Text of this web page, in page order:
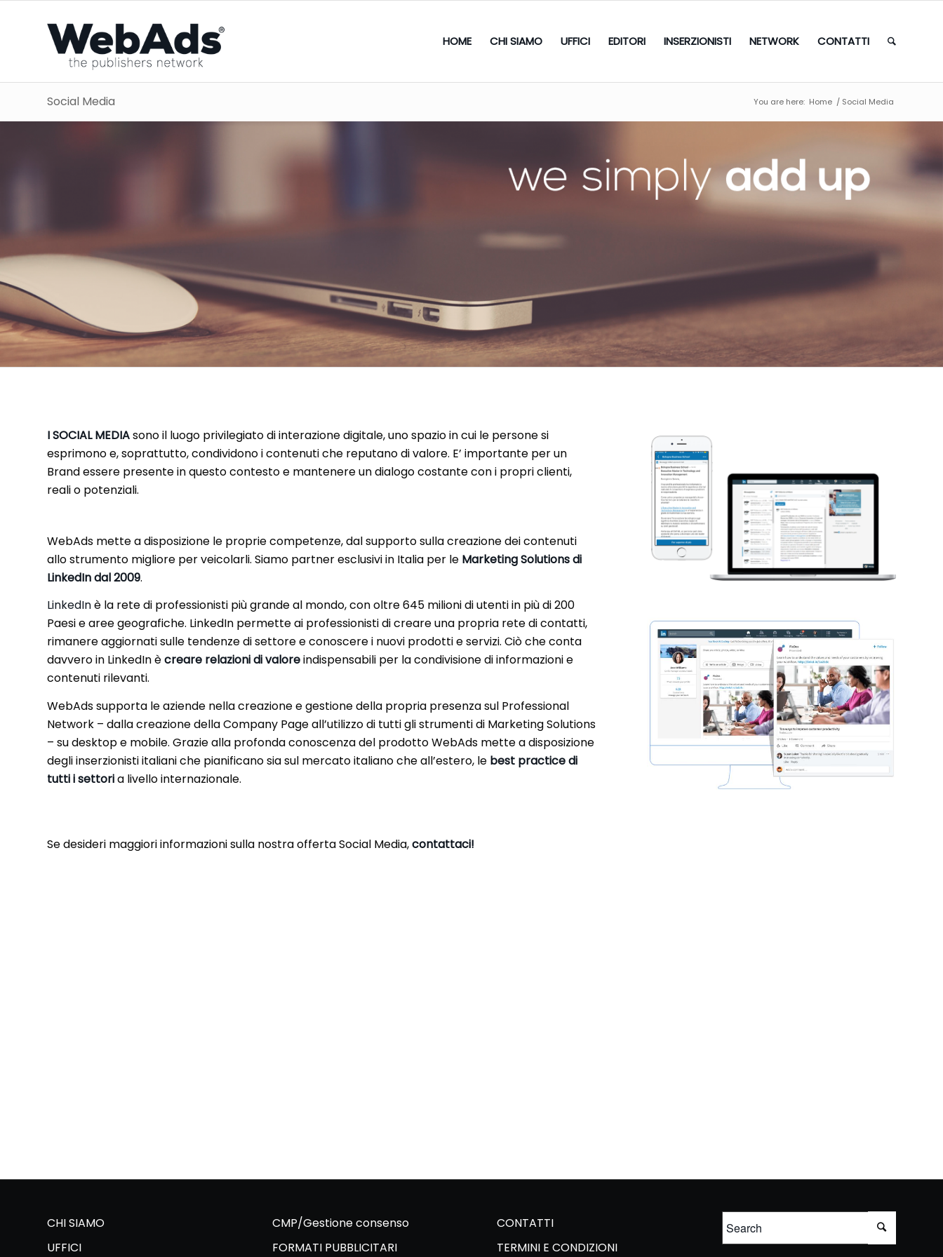
HOME CHI SIAMO UFFICI EDITORI INSERZIONISTI NETWORK CONTATTI
Social Media You are here: Home / Social Media
I SOCIAL MEDIAsono il luogo privilegiato di interazione digitale, uno spazio in cui le persone si
esprimono e, soprattutto, condividono i contenuti che reputano di valore. E’ importante per un
Brand essere presente in questo contesto e mantenere un dialogo costante con i propri clienti,
reali o potenziali.
WebAds mette a disposizione le proprie competenze, dal supporto sulla creazione dei contenuti
allo strumento migliore per veicolarli. Siamo partner esclusivi in Italia per le Marketing Solutions di
LinkedIn dal 2009.
LinkedInè la rete di professionisti più grande al mondo, con oltre 645 milioni di utenti in più di 200
Paesi e aree geografiche. LinkedIn permette ai professionisti di creare una propria rete di contatti,
rimanere aggiornati sulle tendenze di settore e conoscere i nuovi prodotti e servizi. Ciò che conta
davvero in LinkedIn ècreare relazionidi valoreindispensabili per la condivisione di informazioni e
contenuti rilevanti.
WebAds supporta le aziende nella creazione e gestione della propria presenza sul Professional
Network – dalla creazione della Company Page all’utilizzo di tutti gli strumenti di Marketing Solutions
– su desktop e mobile. Grazie alla profonda conoscenza del prodotto WebAds mette a disposizione
degli inserzionisti italiani che pianificano sia sul mercato italiano che all’estero, le best practicedi
tutti i settoria livello internazionale.
Se desideri maggiori informazioni sulla nostra offerta Social Media,contattaci!
CHI SIAMO
UFFICI
CMP/Gestione consenso
FORMATI PUBBLICITARI
CONTATTI
TERMINI E CONDIZIONI